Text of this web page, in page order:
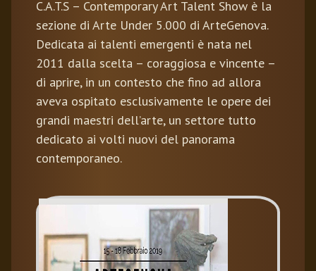
C.A.T.S – Contemporary Art Talent Show è la
sezione di Arte Under 5.000 di ArteGenova.
Dedicata ai talenti emergenti è nata nel
2011 dalla scelta – coraggiosa e vincente –
di aprire, in un contesto che fino ad allora
aveva ospitato esclusivamente le opere dei
grandi maestri dell’arte, un settore tutto
dedicato ai volti nuovi del panorama
contemporaneo.